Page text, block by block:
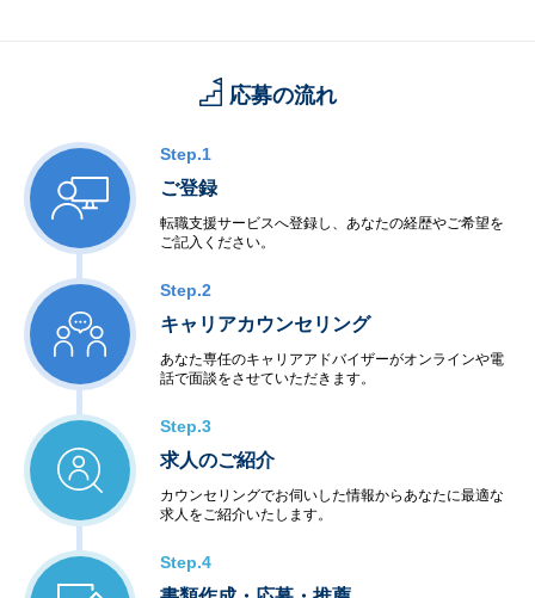
応募の流れ
Step.1
ご登録
転職支援サービスへ登録し、あなたの経歴やご希望を
ご記入ください。
Step.2
キャリアカウンセリング
あなた専任のキャリアアドバイザーがオンラインや電
話で面談をさせていただきます。
Step.3
求人のご紹介
カウンセリングでお伺いした情報からあなたに最適な
求人をご紹介いたします。
Step.4